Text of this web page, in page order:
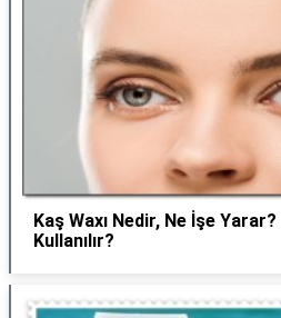
Kaş Waxı Nedir, Ne İşe
Kullanılır?